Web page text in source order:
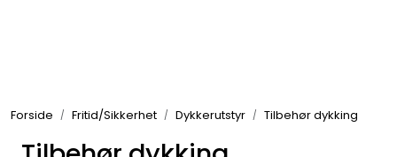
Forside Fritid/Sikkerhet Dykkerutstyr Tilbehør dykking